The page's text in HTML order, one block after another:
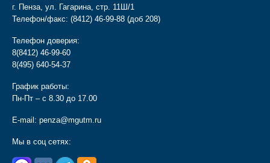
г. Пенза, ул. Гагарина, стр. 11Ш/1
Телефон/факс: (8412) 46-99-88 (доб 208)
Телефон доверия:
8(8412) 46-99-60
8(495) 640-54-37
График работы:
Пн-Пт – с 8.30 до 17.00
E-mail: penza@mgutm.ru
Мы в соц сетях: